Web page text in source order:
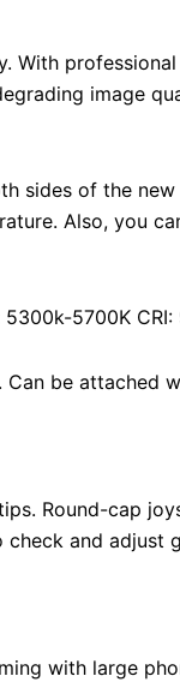
With
image
sides of the
Also, you
5700K CRI:
Can be attached
Round-cap
and adjust
with large